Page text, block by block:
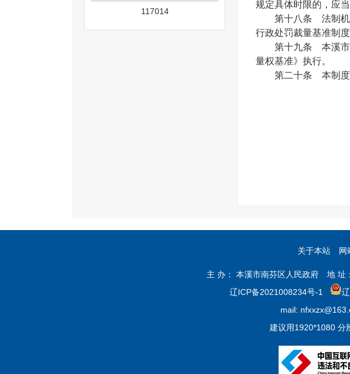
117014
规定具体时限的，应
第十八条 法制机构
行政处罚裁量基准制
第十九条 本溪市南
量权基准》执行。
第二十条 本制度
关于本站 网
主 办： 本溪市南芬区人民政府 地 址
辽ICP备2021008234号-1
mail:
建议用1920*1080 分